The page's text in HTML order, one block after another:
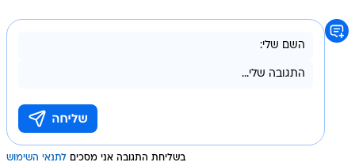
בשליחת התגובה אני מסכים לתנאי השימוש